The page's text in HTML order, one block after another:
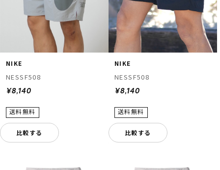
NIKE
NESSF508
¥8,140
比較する
NIKE
NESSF508
¥8,140
比較する